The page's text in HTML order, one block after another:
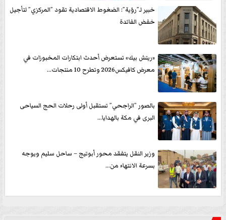
خبير لـ”رؤية”: الضغوط الاقتصادية تقود ”المركزي” لتأجيل
خفض الفائدة
«ريتش بيك» تستعرض أحدث ابتكارات المخبوزات في
معرض كافيكس2026 وتطرح 10 منتجات...
بالصور ”الراجحي” تستقبل أولى رحلات الحج السياحى
البرى في مكة بالهدايا...
وزير النقل يتفقد محور أبوتيج – ساحل سليم ويوجه
بسرعة الانتهاء من...